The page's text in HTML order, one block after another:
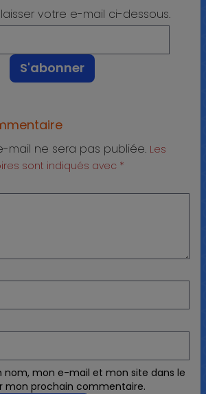
votre e-mail ci-dessous.
mail ne sera pas publiée. Les
sont indiqués avec *
nom, mon e-mail et mon site dans le
mon prochain commentaire.